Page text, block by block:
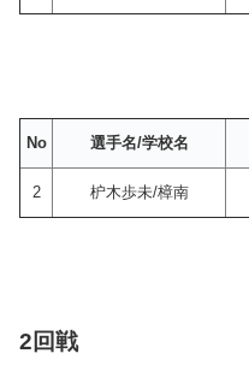
No 選手名/学校名
2 枦木歩未/樟南
2回戦